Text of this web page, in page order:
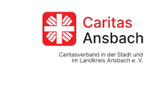
Zum Inhalt springen